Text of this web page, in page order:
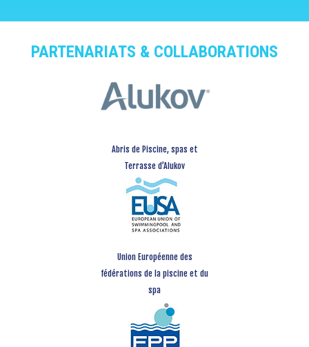
PARTENARIATS & COLLABORATIONS
Abris de Piscine, spas et
Terrasse d’Alukov
Union Européenne des
fédérations de la piscine et du
spa